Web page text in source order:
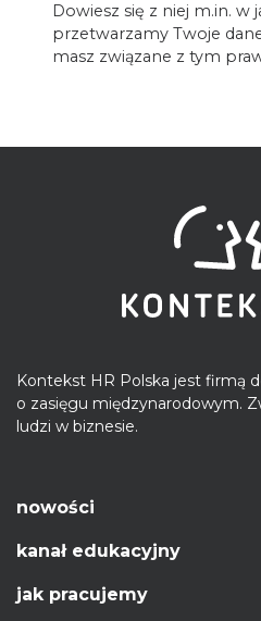
Dowiesz się z niej m.in. w
przetwarzamy Twoje
masz związane z tym
Kontekst HR Polska jest firmą
o zasięgu międzynarodowym.
ludzi w biznesie.
nowości
kanał edukacyjny
jak pracujemy